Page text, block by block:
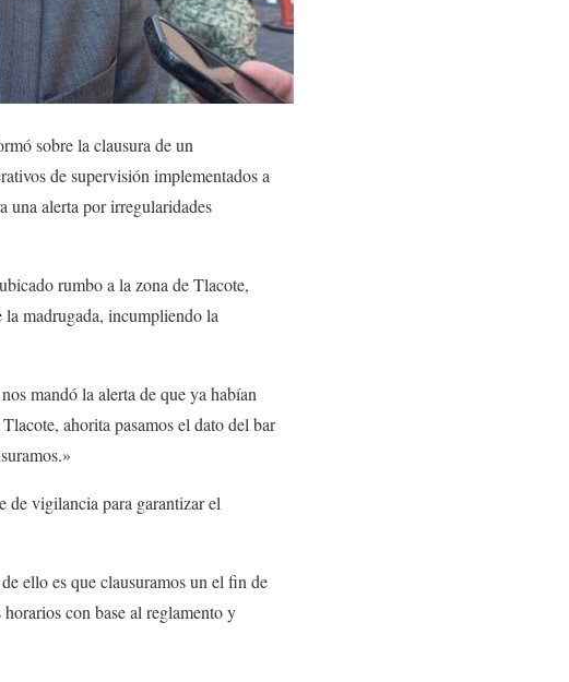
sobre la clausura de un
de supervisión implementados a
una alerta por irregularidades
rumbo a la zona de Tlacote,
madrugada, incumpliendo la
mandó la alerta de que ya habían
ahorita pasamos el dato del bar
de vigilancia para garantizar el
ello es que clausuramos un el fin de
con base al reglamento y